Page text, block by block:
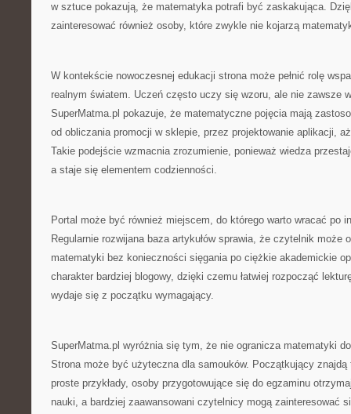
w sztuce pokazują, że matematyka potrafi być zaskakująca.
zainteresować również osoby, które zwykle nie kojarzą
W kontekście nowoczesnej edukacji strona może pełnić rolę
realnym światem. Uczeń często uczy się wzoru, ale nie zawsze
SuperMatma.pl pokazuje, że matematyczne pojęcia mają
od obliczania promocji w sklepie, przez projektowanie aplikacji,
Takie podejście wzmacnia zrozumienie, ponieważ wiedza
a staje się elementem codzienności.
Portal może być również miejscem, do którego warto wracać po
Regularnie rozwijana baza artykułów sprawia, że czytelnik może
matematyki bez konieczności sięgania po ciężkie akademickie
charakter bardziej blogowy, dzięki czemu łatwiej rozpocząć
wydaje się z początku wymagający.
SuperMatma.pl wyróżnia się tym, że nie ogranicza matematyki
Strona może być użyteczna dla samouków. Początkujący znajdą
proste przykłady, osoby przygotowujące się do egzaminu
nauki, a bardziej zaawansowani czytelnicy mogą zainteresować